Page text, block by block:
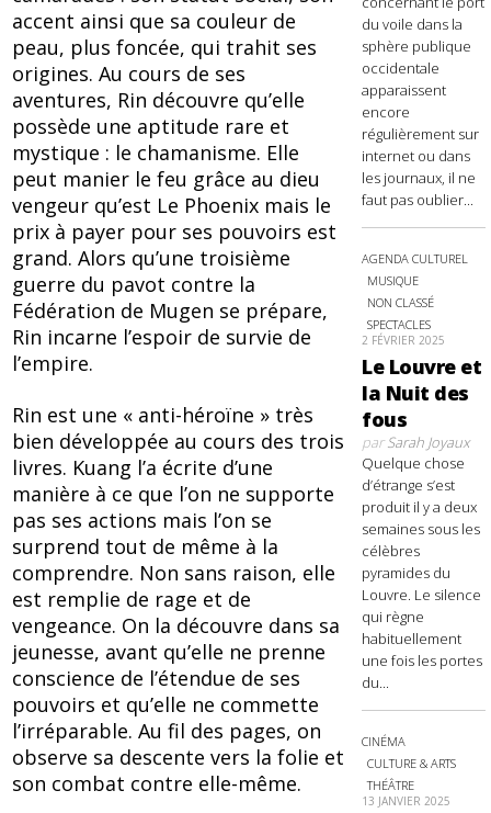
accent ainsi que sa couleur de
peau, plus foncée, qui trahit ses
origines. Au cours de ses
aventures, Rin découvre qu’elle
possède une aptitude rare et
mystique : le chamanisme. Elle
peut manier le feu grâce au dieu
vengeur qu’est Le Phoenix mais le
prix à payer pour ses pouvoirs est
grand. Alors qu’une troisième
guerre du pavot contre la
Fédération de Mugen se prépare,
Rin incarne l’espoir de survie de
l’empire.
Rin est une « anti-héroïne » très
bien développée au cours des trois
livres. Kuang l’a écrite d’une
manière à ce que l’on ne supporte
pas ses actions mais l’on se
surprend tout de même à la
comprendre. Non sans raison, elle
est remplie de rage et de
vengeance. On la découvre dans sa
jeunesse, avant qu’elle ne prenne
conscience de l’étendue de ses
pouvoirs et qu’elle ne commette
l’irréparable. Au fil des pages, on
observe sa descente vers la folie et
son combat contre elle-même.
du voile dans la
sphère publique
occidentale
apparaissent
encore
régulièrement sur
internet ou dans
les journaux, il ne
faut pas oublier...
AGENDA CULTUREL
MUSIQUE
NON CLASSÉ
SPECTACLES
2 FÉVRIER 2025
Le Louvre et
la Nuit des
fous
parSarah Joyaux
Quelque chose
d’étrange s’est
produit il y a deux
semaines sous les
célèbres
pyramides du
Louvre. Le silence
qui règne
habituellement
une fois les portes
du...
CINÉMA
CULTURE & ARTS
THÉÂTRE
13 JANVIER 2025